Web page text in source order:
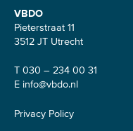
VBDO
Pieterstraat 11
3512 JT Utrecht
T 030 – 234 00 31
E info@vbdo.nl
Privacy Policy